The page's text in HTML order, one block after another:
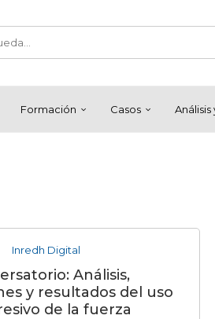
Formación Casos
Inredh Digital
Análisis,
y resultados del uso
de la fuerza